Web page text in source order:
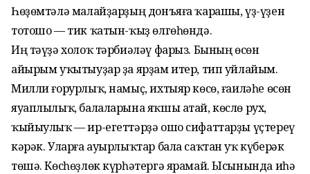
Һөҙөмтәлә малайҙарҙың донъяға ҡарашы, үҙ-үҙен
тотошо — тик ҡатын-ҡыҙ өлгөһөндә.
Иң тәүҙә холоҡ тәрбиәләү фарыз. Бының өсөн
айырым уҡытыуҙар ҙа ярҙам итер, тип уйлайым.
Милли ғорурлыҡ, намыҫ, ихтыяр көсө, ғаиләһе өсөн
яуаплылыҡ, балаларына яҡшы атай, көслө рух,
ҡыйыулыҡ — ир-егеттәрҙә ошо сифаттарҙы үҫтереү
кәрәк. Уларға ауырлыҡтар бала саҡтан уҡ күберәк
төшә. Көсһөҙлөк күрһәтергә ярамай. Ысынында иһә